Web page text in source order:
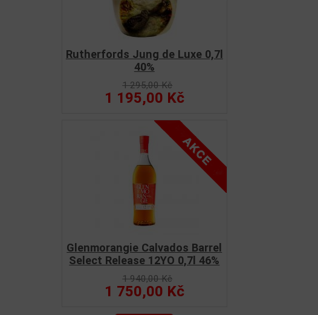
Rutherfords Jung de Luxe 0,7l
40%
1 295,00 Kč
1 195,00 Kč
Glenmorangie Calvados Barrel
Select Release 12YO 0,7l 46%
1 940,00 Kč
1 750,00 Kč